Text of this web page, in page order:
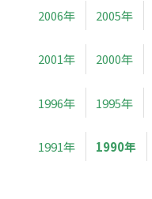
2006年 2005年
2001年 2000年
1996年 1995年
1991年 1990年